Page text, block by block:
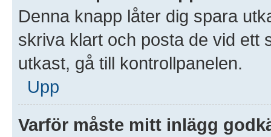
Denna knapp låter dig spara
skriva klart och posta de vid ett
utkast, gå till kontrollpanelen.
Upp
Varför måste mitt inlägg